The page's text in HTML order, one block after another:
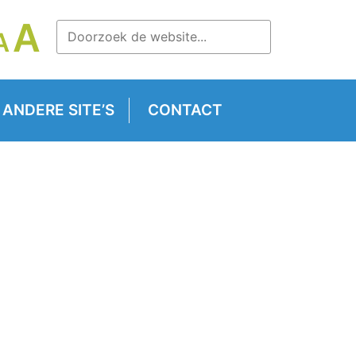
LETTERTYPE
RESETTEN.
A LETTERTYPE
GROOTTE
VERGROTEN.
ANDERE SITE’S CONTACT